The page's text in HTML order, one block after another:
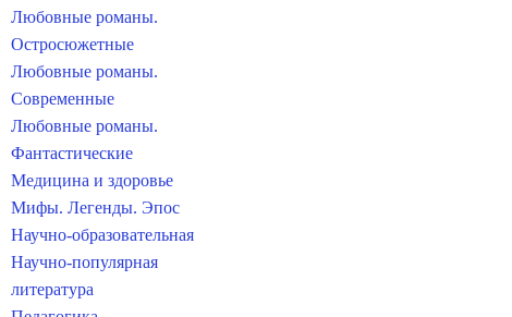
Любовные романы.
Остросюжетные
Любовные романы.
Современные
Любовные романы.
Фантастические
Медицина и здоровье
Мифы. Легенды. Эпос
Научно-образовательная
Научно-популярная
литература